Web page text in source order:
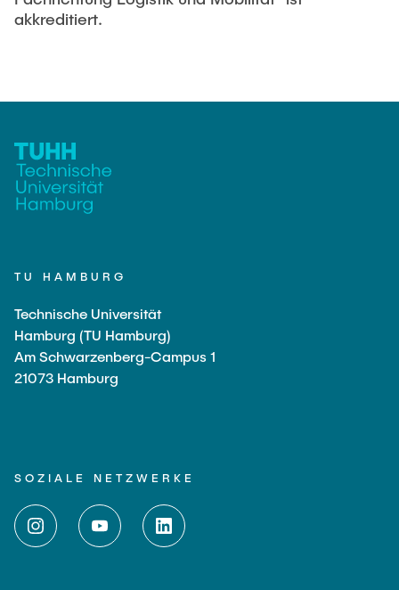
akkreditiert.
TU HAMBURG
Technische Universität
Hamburg (TU Hamburg)
Am Schwarzenberg-Campus 1
21073 Hamburg
SOZIALE NETZWERKE